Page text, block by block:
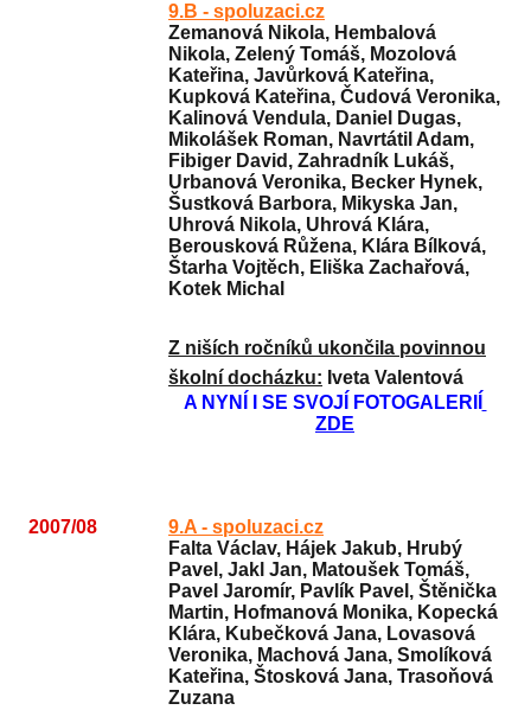
9.B - spoluzaci.cz
Zemanová Nikola, Hembalová
Nikola, Zelený Tomáš, Mozolová
Kateřina, Javůrková Kateřina,
Kupková Kateřina, Čudová Veronika,
Kalinová Vendula, Daniel Dugas,
Mikolášek Roman, Navrtátil Adam,
Fibiger David, Zahradník Lukáš,
Urbanová Veronika, Becker Hynek,
Šustková Barbora, Mikyska Jan,
Uhrová Nikola, Uhrová Klára,
Berousková Růžena, Klára Bílková,
Štarha Vojtěch, Eliška Zachařová,
Kotek Michal
Z niších ročníků ukončila povinnou
školní docházku: Iveta Valentová
A NYNÍ I SE SVOJÍ FOTOGALERIÍ
ZDE
2007/08
9.A - spoluzaci.cz
Falta Václav, Hájek Jakub, Hrubý
Pavel, Jakl Jan, Matoušek Tomáš,
Pavel Jaromír, Pavlík Pavel, Štěnička
Martin, Hofmanová Monika, Kopecká
Klára, Kubečková Jana, Lovasová
Veronika, Machová Jana, Smolíková
Kateřina, Štosková Jana, Trasoňová
Zuzana